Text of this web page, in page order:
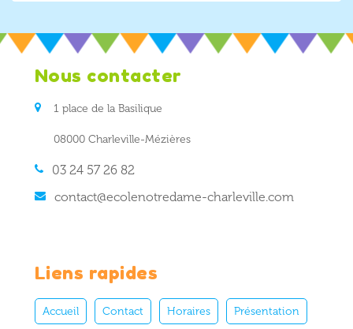
Nous contacter
1 place de la Basilique
08000 Charleville-Mézières
03 24 57 26 82
contact@ecolenotredame-charleville.com
Liens rapides
Accueil Contact Horaires Présentation